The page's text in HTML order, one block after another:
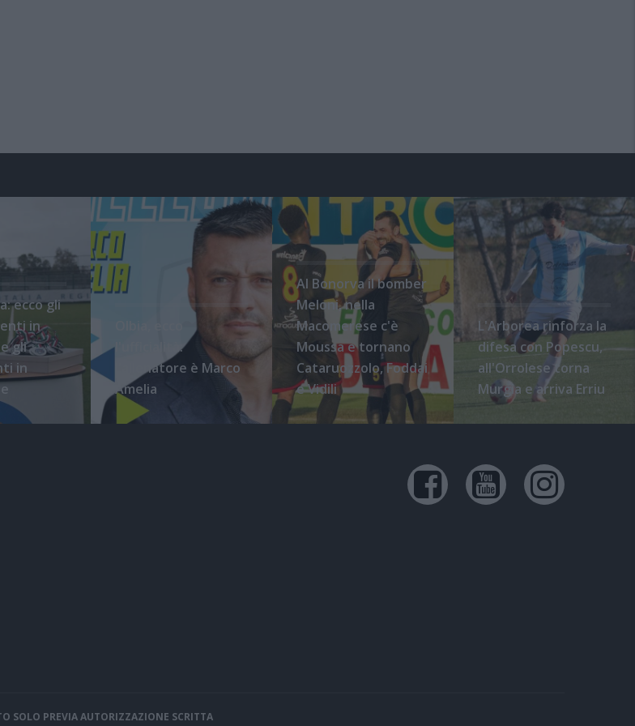
ecco gli
in
gli
in
l'ufficialità:
l'allenatore è Marco
Amelia
Al Bonorva il bomber
Meloni, nella
Macomerese c'è
Moussa e tornano
Cataruozzolo, Foddai
e Vidili
L'Arborea rinforza la
difesa con Popescu,
all'Orrolese torna
Murgia e arriva Erriu
SOLO PREVIA AUTORIZZAZIONE SCRITTA